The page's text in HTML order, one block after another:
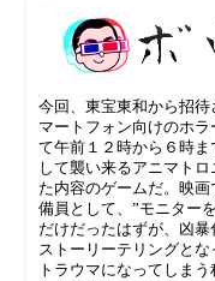
今回、東宝東和から招
マートフォン向けのホ
て午前１２時から６時
して襲い来るアニマト
た内容のゲームだ。映
備員として、”モニター
だけだったはずが、凶
ストーリーテリングと
トラウマになってしま